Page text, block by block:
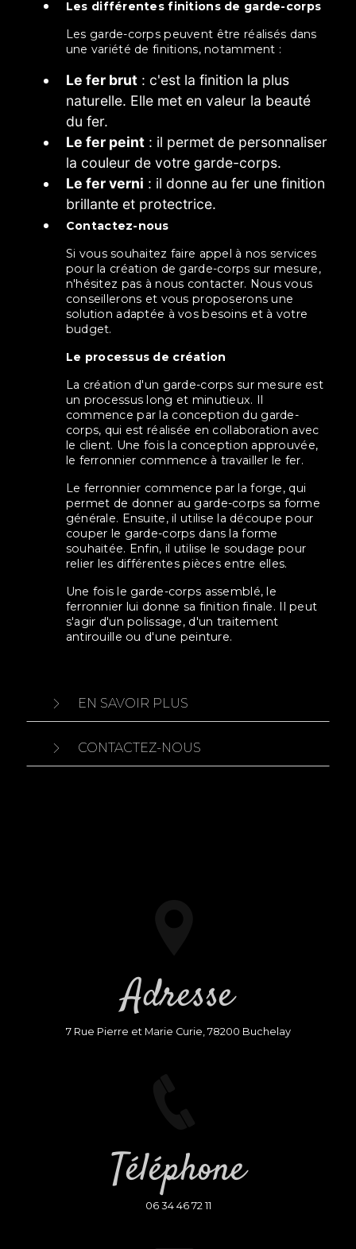
Les différentes finitions de garde-corps
Les garde-corps peuvent être réalisés dans
une variété de finitions, notamment :
Le fer brut: c'est la finition la plus
naturelle. Elle met en valeur la beauté
du fer.
Le fer peint: il permet de personnaliser
la couleur de votre garde-corps.
Le fer verni : il donne au fer une finition
brillante et protectrice.
Contactez-nous
Si vous souhaitez faire appel à nos services
pour la création de garde-corps sur mesure,
n'hésitez pas à nous contacter. Nous vous
conseillerons et vous proposerons une
solution adaptée à vos besoins et à votre
budget.
Le processus de création
La création d'un garde-corps sur mesure est
un processus long et minutieux. Il
commence par la conception du garde-
corps, qui est réalisée en collaboration avec
le client. Une fois la conception approuvée,
le ferronnier commence à travailler le fer.
Le ferronnier commence par la forge, qui
permet de donner au garde-corps sa forme
générale. Ensuite, il utilise la découpe pour
couper le garde-corps dans la forme
souhaitée. Enfin, il utilise le soudage pour
relier les différentes pièces entre elles.
Une fois le garde-corps assemblé, le
ferronnier lui donne sa finition finale. Il peut
s'agir d'un polissage, d'un traitement
antirouille ou d'une peinture.
EN SAVOIR PLUS
CONTACTEZ-NOUS
Adresse
7 Rue Pierre et Marie Curie, 78200 Buchelay
Téléphone
06 34 46 72 11